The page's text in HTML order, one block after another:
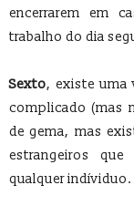
encerrarem em
trabalho do dia
Sexto, existe uma
complicado (mas
de gema, mas
estrangeiros que
qualquer indíviduo.